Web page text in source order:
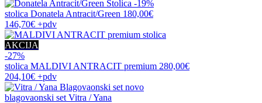
-19%
stolica Donatela Antracit/Green 180,00€
146,70€ +pdv
AKCIJA
-27%
stolica MALDIVI ANTRACIT premium 280,00€
204,10€ +pdv
novo
blagovaonski set Vitra / Yana